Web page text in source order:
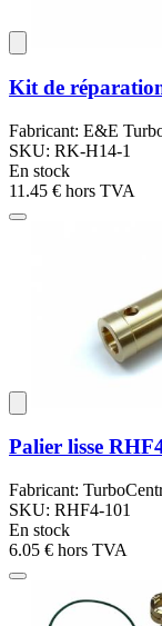
Kit de
Fabricant: E&E
SKU: RK-H14-1
En stock
11.45 € hors TVA
Palier lisse
Fabricant:
SKU: RHF4-101
En stock
6.05 € hors TVA